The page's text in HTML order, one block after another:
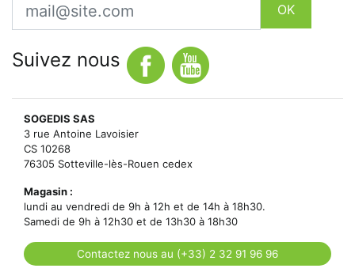
OK
Suivez nous
SOGEDIS SAS
3 rue Antoine Lavoisier
CS 10268
76305 Sotteville-lès-Rouen cedex
Magasin :
lundi au vendredi de 9h à 12h et de 14h à 18h30.
Samedi de 9h à 12h30 et de 13h30 à 18h30
Contactez nous au (+33) 2 32 91 96 96